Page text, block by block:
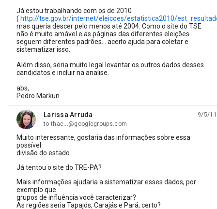
Já estou trabalhando com os de 2010
( http://tse.gov.br/internet/eleicoes/estatistica2010/
mas queria descer pelo menos até 2004. Como o site do TSE
não é muito amável e as páginas das diferentes eleições
seguem diferentes padrões... aceito ajuda para coletar e
sistematizar isso.
Além disso, seria muito legal levantar os outros dados desses
candidatos e incluir na analise.
abs,
Pedro Markun
Larissa Arruda
unread,
9/5/11
to thac...@googlegroups.com
Muito interessante, gostaria das informações sobre essa
possível
divisão do estado.
Já tentou o site do TRE-PA?
Mais informações ajudaria a sistematizar esses dados, por
exemplo que
grupos de influência você caracterizar?
As regiões seria Tapajós, Carajás e Pará, certo?